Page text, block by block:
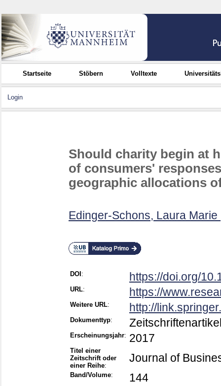
Startseite Stöbern Volltexte
Login
Should charity begin at
of consumers'
geographic allocations
Edinger-Schons, Laura Marie
DOI : https://doi.org/
URL: https://
Weitere URL: http://
Dokumenttyp:
Erscheinungsjahr: 2017
Titel einer
Zeitschrift oder
einer Reihe:
Journal of
Band/Volume: 144